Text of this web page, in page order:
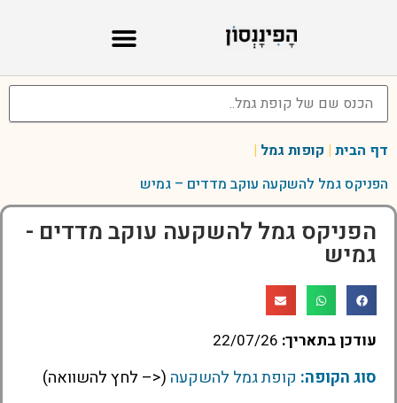
דף הבית | קופות גמל |
הפניקס גמל להשקעה עוקב מדדים – גמיש
הפניקס גמל להשקעה עוקב מדדים -
גמיש
עודכן בתאריך: 22/07/26
סוג הקופה: קופת גמל להשקעה (<– לחץ להשוואה)